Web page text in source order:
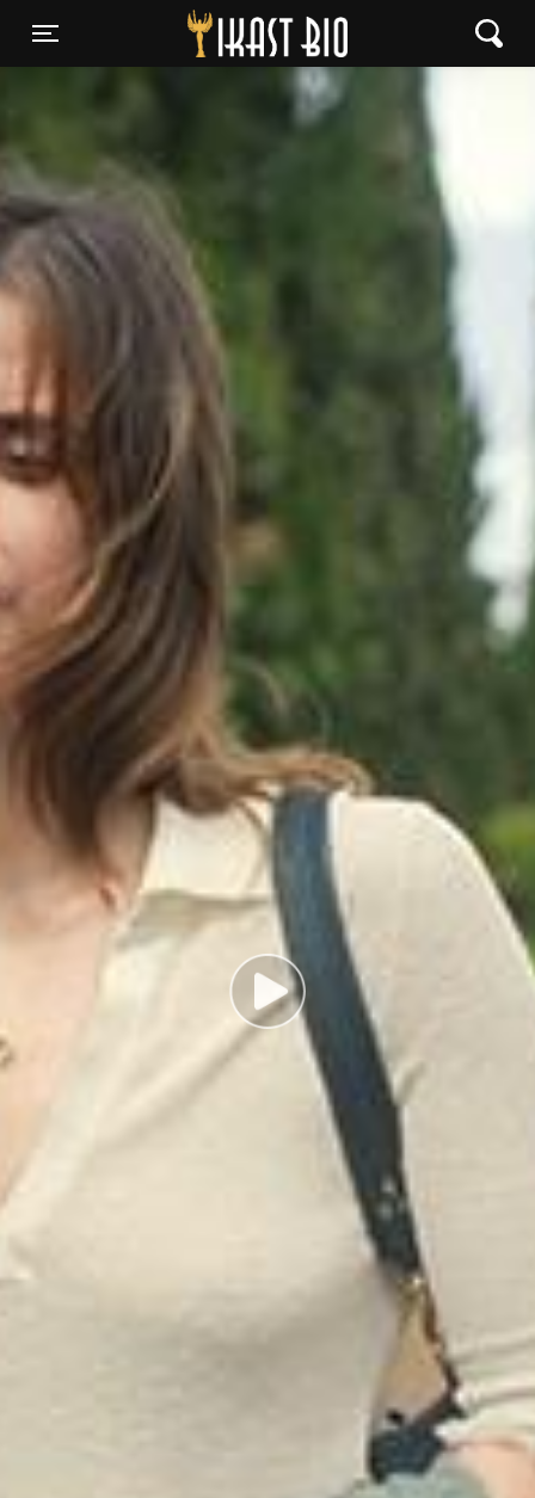
Toggle navigation
Ikast Bio